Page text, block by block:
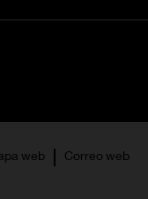
web Correo web